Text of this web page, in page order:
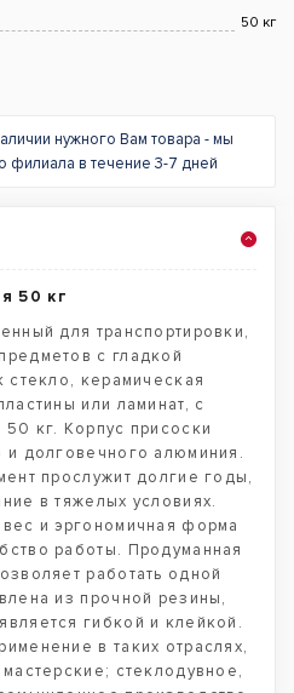
50 кг
нужного Вам товара - мы
филиала в течение 3-7 дней
50 кг
для транспортировки,
с гладкой
стекло, керамическая
или ламинат, с
кг. Корпус присоски
и долговечного алюминия.
прослужит долгие годы,
в тяжелых условиях.
и эргономичная форма
работы. Продуманная
работать одной
из прочной резины,
гибкой и клейкой.
в таких отраслях,
стеклодувное,